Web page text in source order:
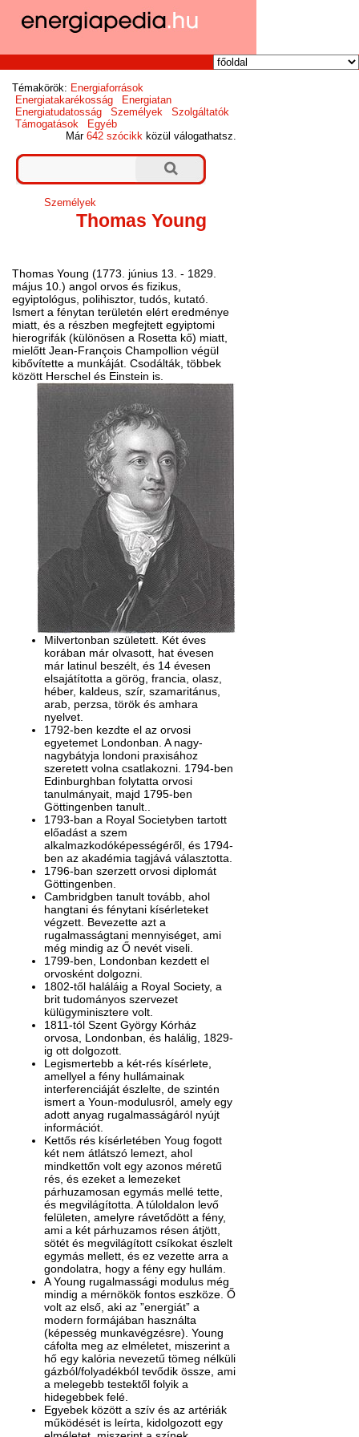
Témakörök: Energiaforrások
Energiatakarékosság
Energiatan
Energiatudatosság
Személyek
Szolgáltatók
Támogatások
Egyéb
Már642 szócikk közül válogathatsz.
Személyek
Thomas Young
Thomas Young (1773. június 13. - 1829.
május 10.) angol orvos és fizikus,
egyiptológus, polihisztor, tudós, kutató.
Ismert a fénytan területén elért eredménye
miatt, és a részben megfejtett egyiptomi
hierogrifák (különösen a Rosetta kő) miatt,
mielőttJean-FrançoisChampollion végül
kibővítette a munkáját. Csodálták, többek
között Herschel és Einstein is.
Milvertonban született. Két éves
korában már olvasott, hat évesen
már latinul beszélt, és 14 évesen
elsajátította a görög, francia, olasz,
héber, kaldeus, szír, szamaritánus,
arab, perzsa, török ​​és amhara
nyelvet.
1792-ben kezdte el az orvosi
egyetemet Londonban. A nagy-
nagybátyja londoni praxisához
szeretett volna csatlakozni. 1794-ben
Edinburghban folytatta orvosi
tanulmányait, majd 1795-ben
Göttingenben tanult..
1793-ban a Royal Societyben tartott
előadást a szem
alkalmazkodóképességéről, és 1794-
ben az akadémia tagjává választotta.
1796-ban szerzett orvosi diplomát
Göttingenben.
Cambridgben tanult tovább, ahol
hangtani és fénytani kísérleteket
végzett. Bevezette azt a
rugalmasságtani mennyiséget, ami
még mindig az Ő nevét viseli.
1799-ben, Londonban kezdett el
orvosként dolgozni.
1802-től haláláiga Royal Society, a
brit tudományos szervezet
külügyminisztere volt.
1811-tól Szent György Kórház
orvosa, Londonban, és halálig, 1829-
ig ott dolgozott.
Legismertebb a két-rés kísérlete,
amellyel a fény hullámainak
interferenciáját észlelte, de szintén
ismert a Youn-modulusról, amely egy
adott anyag rugalmasságáról nyújt
információt.
Kettős rés kísérletében Youg fogott
két nem átlátszó lemezt, ahol
mindkettőn volt egy azonos méretű
rés, és ezeket a lemezeket
párhuzamosan egymás mellé tette,
és megvilágította. A túloldalon levő
felületen, amelyre rávetődött a fény,
ami a két párhuzamos résen átjött,
sötét és megvilágított csíkokat észlelt
egymás mellett, és ez vezette arra a
gondolatra, hogy a fény egy hullám.
A Young rugalmassági modulus még
mindig a mérnökök fontos eszköze. Ő
volt az első, aki az ”energiát” a
modern formájában használta
(képesség munkavégzésre). Young
cáfolta meg az elméletet, miszerint a
hő egy kalória nevezetű tömeg nélküli
gázból/folyadékból tevődik össze, ami
a melegebb testektől folyik a
hidegebbek felé.
Egyebek között a szív és az artériák
működését is leírta, kidolgozott egy